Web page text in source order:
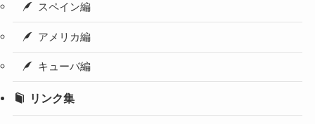
スペイン編
アメリカ編
キューバ編
リンク集